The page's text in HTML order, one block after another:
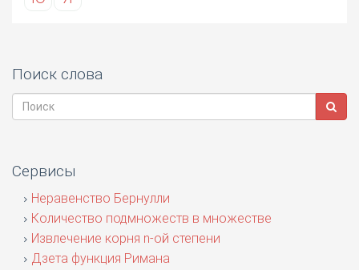
Поиск слова
Сервисы
Неравенство Бернулли
Количество подмножеств в множестве
Извлечение корня n-ой степени
Дзета функция Римана